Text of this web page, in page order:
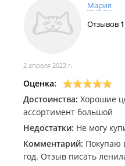
Мария
Отзывов 1
2 апреля 2023 г.
Оценка:
Достоинства: Хорошие
ассортимент большой
Недостатки: Не могу
Комментарий: Покупаю
год. Отзыв писать